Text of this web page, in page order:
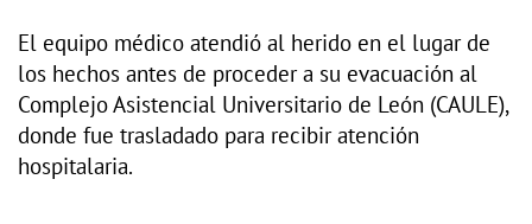
El equipo médico atendió al herido en el lugar de
los hechos antes de proceder a su evacuación al
Complejo Asistencial Universitario de León (CAULE),
donde fue trasladado para recibir atención
hospitalaria.